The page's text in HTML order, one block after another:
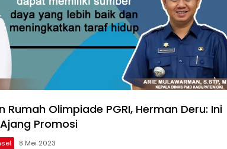
Rumah Olimpiade PGRI, Herman Deru: Ini
Promosi
8 Mei 2023